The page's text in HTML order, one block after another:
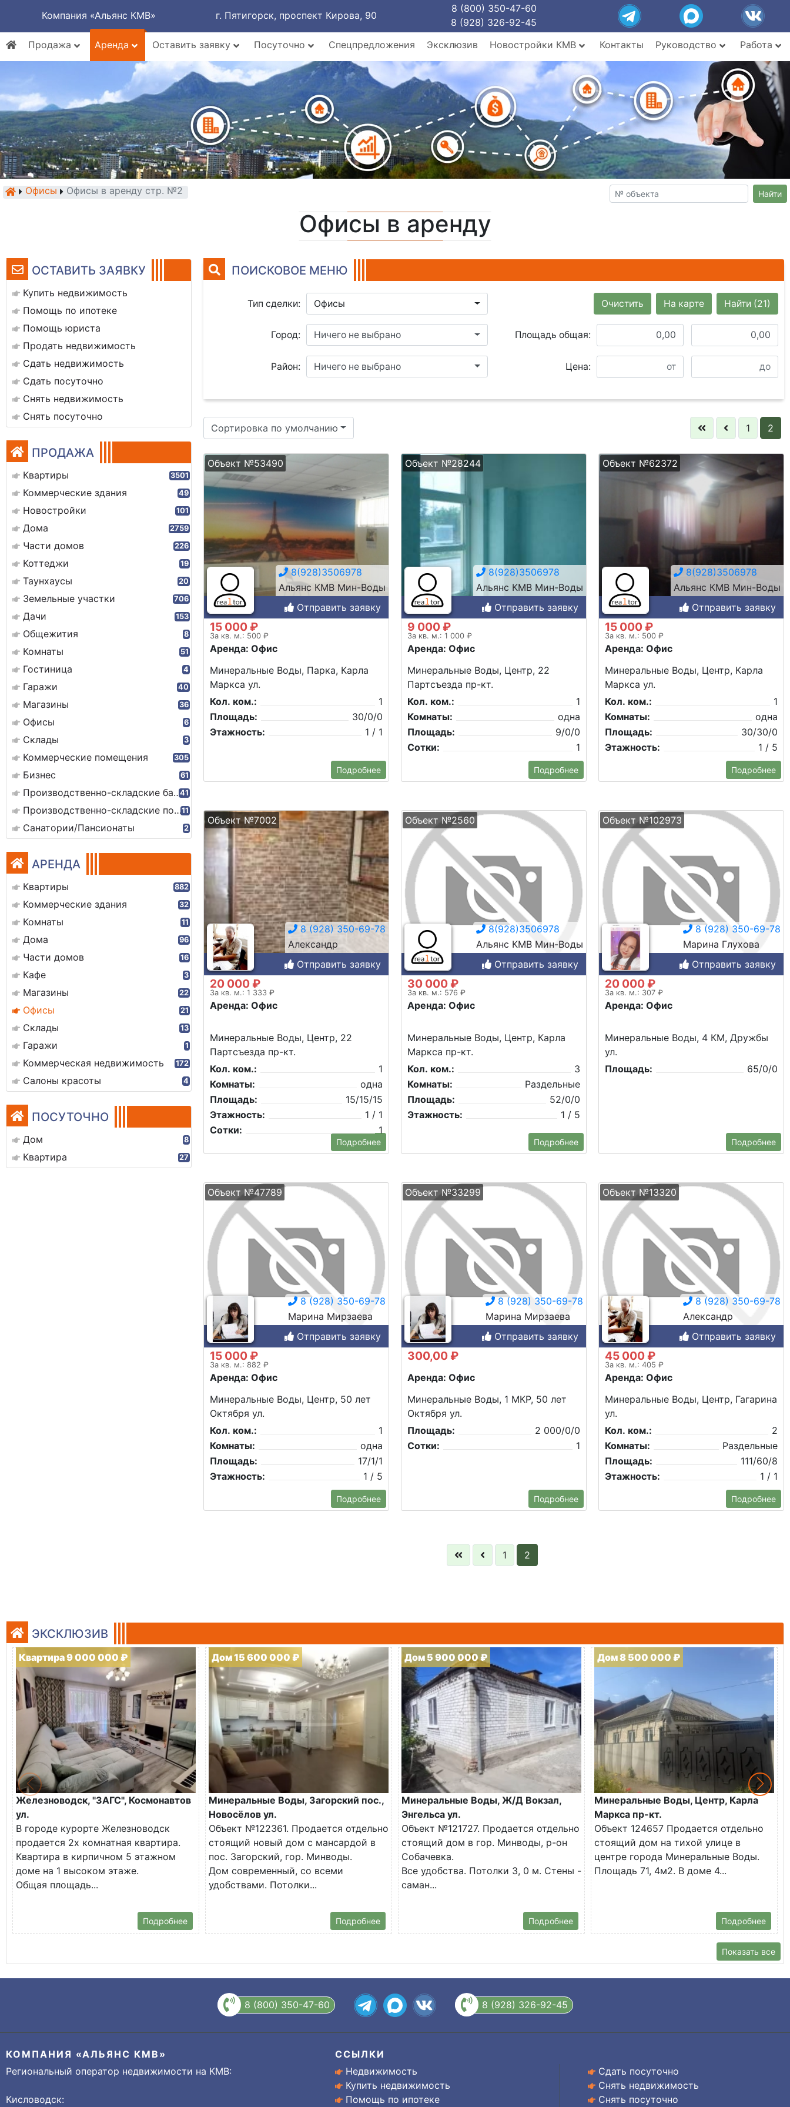
Компания «Альянс КМВ» г. Пятигорск, проспект Кирова, 90
8 (800) 350-47-60
8 (928) 326-92-45
Продажа
Аренда Оставить заявку Посуточно Спецпредложения Эксклюзив Новостройки КМВ Контакты Руководство Работа
Офисы Офисы в аренду стр. №2 Найти
Офисы в аренду
ОСТАВИТЬ ЗАЯВКУ
Купить недвижимость
Помощь по ипотеке
Помощь юриста
Продать недвижимость
Сдать недвижимость
Сдать посуточно
Снять недвижимость
Снять посуточно
ПРОДАЖА
Квартиры 3501
Коммерческие здания 49
Новостройки 101
Дома 2759
Части домов 226
Коттеджи 19
Таунхаусы 20
Земельные участки 706
Дачи 153
Общежития 8
Комнаты 51
Гостиница 4
Гаражи 40
Магазины 36
Офисы 6
Склады 3
Коммерческие помещения 305
Бизнес 61
Производственно-складские базы41
Производственно-складские помещения11
Санатории/Пансионаты 2
АРЕНДА
Квартиры 882
Коммерческие здания 32
Комнаты 11
Дома 96
Части домов 16
Кафе 3
Магазины 22
Офисы 21
Склады 13
Гаражи 1
Коммерческая недвижимость 172
Салоны красоты 4
ПОСУТОЧНО
Дом 8
Квартира 27
ПОИСКОВОЕ МЕНЮ
Тип сделки: Офисы Найти (21)
На карте
Очистить
Город: Ничего не выбрано Площадь общая:
Район: Ничего не выбрано Цена:
Сортировка по умолчанию 1 2
Объект №53490
8(928)3506978
Альянс КМВ Мин-Воды
Отправить заявку
15 000 ₽
За кв. м.: 500 ₽
Аренда: Офис
Минеральные Воды, Парка, Карла
Маркса ул.
Кол. ком.:
1
Площадь:
30/0/0
Этажность:
1 / 1
Подробнее
Объект №28244
8(928)3506978
Альянс КМВ Мин-Воды
Отправить заявку
9 000 ₽
За кв. м.: 1 000 ₽
Аренда: Офис
Минеральные Воды, Центр, 22
Партсъезда пр-кт.
Кол. ком.:
1
Комнаты:
одна
Площадь:
9/0/0
Сотки:
1
Подробнее
Объект №62372
8(928)3506978
Альянс КМВ Мин-Воды
Отправить заявку
15 000 ₽
За кв. м.: 500 ₽
Аренда: Офис
Минеральные Воды, Центр, Карла
Маркса ул.
Кол. ком.:
1
Комнаты:
одна
Площадь:
30/30/0
Этажность:
1 / 5
Подробнее
Объект №7002
8 (928) 350-69-78
Александр
Отправить заявку
20 000 ₽
За кв. м.: 1 333 ₽
Аренда: Офис
Минеральные Воды, Центр, 22
Партсъезда пр-кт.
Кол. ком.:
1
Комнаты:
одна
Площадь:
15/15/15
Этажность:
1 / 1
Сотки:
1
Подробнее
Объект №2560
8(928)3506978
Альянс КМВ Мин-Воды
Отправить заявку
30 000 ₽
За кв. м.: 576 ₽
Аренда: Офис
Минеральные Воды, Центр, Карла
Маркса пр-кт.
Кол. ком.:
3
Комнаты:
Раздельные
Площадь:
52/0/0
Этажность:
1 / 5
Подробнее
Объект №102973
8 (928) 350-69-78
Марина Глухова
Отправить заявку
20 000 ₽
За кв. м.: 307 ₽
Аренда: Офис
Минеральные Воды, 4 КМ, Дружбы
ул.
Площадь:
65/0/0
Подробнее
Объект №47789
8 (928) 350-69-78
Марина Мирзаева
Отправить заявку
15 000 ₽
За кв. м.: 882 ₽
Аренда: Офис
Минеральные Воды, Центр, 50 лет
Октября ул.
Кол. ком.:
1
Комнаты:
одна
Площадь:
17/1/1
Этажность:
1 / 5
Подробнее
Объект №33299
8 (928) 350-69-78
Марина Мирзаева
Отправить заявку
300,00 ₽
Аренда: Офис
Минеральные Воды, 1 МКР, 50 лет
Октября ул.
Площадь:
2 000/0/0
Сотки:
1
Подробнее
Объект №13320
8 (928) 350-69-78
Александр
Отправить заявку
45 000 ₽
За кв. м.: 405 ₽
Аренда: Офис
Минеральные Воды, Центр, Гагарина
ул.
Кол. ком.:
2
Комнаты:
Раздельные
Площадь:
111/60/8
Этажность:
1 / 1
Подробнее
1 2
ЭКСКЛЮЗИВ
Квартира 9 000 000 ₽
Железноводск, "ЗАГС", Космонавтов
ул.
В городе курорте Железноводск
продается 2х комнатная квартира.
Квартира в кирпичном 5 этажном
доме на 1 высоком этаже.
Общая площадь...
Подробнее
Дом 15 600 000 ₽
Минеральные Воды, Загорский пос.,
Новосёлов ул.
Объект №122361. Продается отдельно
стоящий новый дом с мансардой в
пос. Загорский, гор. Минводы.
Дом современный, со всеми
удобствами. Потолки...
Подробнее
Дом 5 900 000 ₽
Минеральные Воды, Ж/Д Вокзал,
Энгельса ул.
Объект №121727. Продается отдельно
стоящий дом в гор. Минводы, р-он
Собачевка.
Все удобства. Потолки 3, 0 м. Стены -
саман...
Подробнее
Дом 8 500 000 ₽
Минеральные Воды, Центр, Карла
Маркса пр-кт.
Объект 124657 Продается отдельно
стоящий дом на тихой улице в
центре города Минеральные Воды.
Площадь 71, 4м2. В доме 4...
Подробнее
Показать все
8 (800) 350-47-60 8 (928) 326-92-45
КОМПАНИЯ «АЛЬЯНС КМВ»
Региональный оператор недвижимости на КМВ:
Кисловодск:
ССЫЛКИ
Недвижимость
Купить недвижимость
Помощь по ипотеке
Сдать посуточно
Снять недвижимость
Снять посуточно